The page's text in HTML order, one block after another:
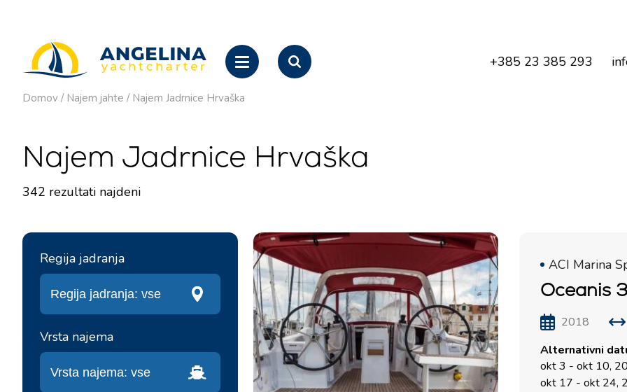
+385 23 385 293
Domov / Najem jahte / Najem Jadrnice Hrvaška
Najem Jadrnice Hrvaška
342 rezultati najdeni
ACI Marina
Oceanis
2018
Alternativni
okt 3 - okt 10,
okt 17 - okt 24,
Regija jadranja
Vrsta najema